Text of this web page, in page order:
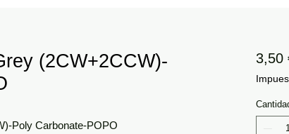
(2CW+2CCW)-
Poly Carbonate-POPO
3,50